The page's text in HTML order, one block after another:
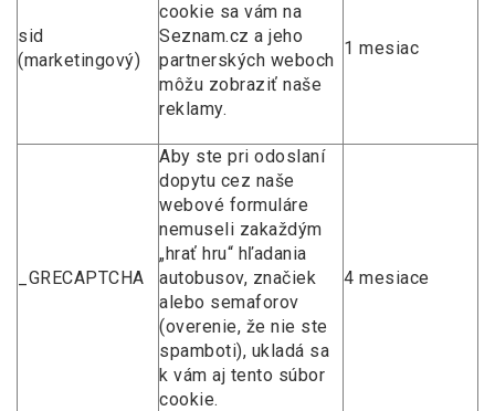
sid
(marketingový)
cookie sa vám na
Seznam.cz a jeho
partnerských weboch
môžu zobraziť naše
reklamy.
1 mesiac
_GRECAPTCHA
Aby ste pri odoslaní
dopytu cez naše
webové formuláre
nemuseli zakaždým
„hrať hru“ hľadania
autobusov, značiek
alebo semaforov
(overenie, že nie ste
spamboti), ukladá sa
k vám aj tento súbor
cookie.
4 mesiace